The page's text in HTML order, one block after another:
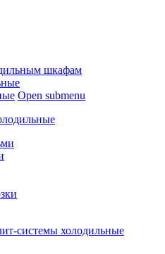
шкафам
Open submenu
системы холодильные